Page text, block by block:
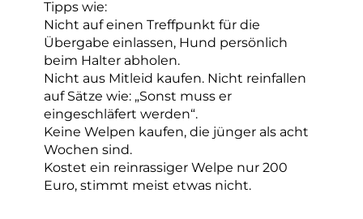
Tipps wie:
Nicht auf einen Treffpunkt für die
Übergabe einlassen, Hund persönlich
beim Halter abholen.
Nicht aus Mitleid kaufen. Nicht reinfallen
auf Sätze wie: „Sonst muss er
eingeschläfert werden“.
Keine Welpen kaufen, die jünger als acht
Wochen sind.
Kostet ein reinrassiger Welpe nur 200
Euro, stimmt meist etwas nicht.